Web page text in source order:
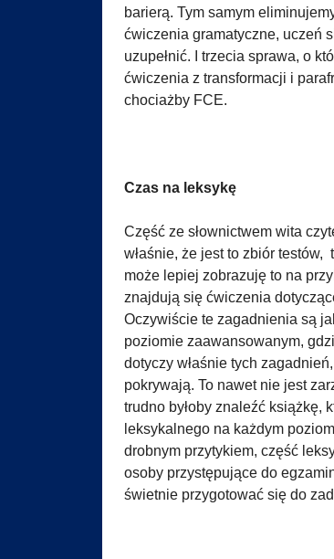
barierą. Tym samym
ćwiczenia gramatyczne, uczeń
uzupełnić. I trzecia sprawa, o
ćwiczenia z transformacji i
chociażby FCE.
Czas na leksykę
Część ze słownictwem wita
właśnie, że jest to zbiór
może lepiej zobrazuję to na
znajdują się ćwiczenia
Oczywiście te zagadnienia są
poziomie zaawansowanym,
dotyczy właśnie tych
pokrywają. To nawet nie jest
trudno byłoby znaleźć książkę,
leksykalnego na każdym
drobnym przytykiem, część
osoby przystępujące do
świetnie przygotować się do